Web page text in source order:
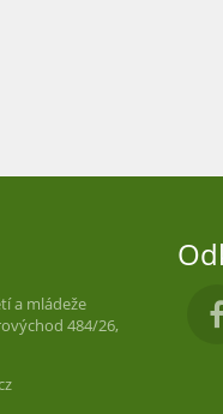
a mládeže
484/26,